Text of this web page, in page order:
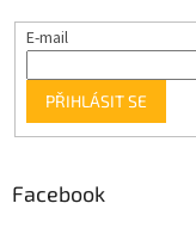
E-mail
PŘIHLÁSIT SE
Facebook